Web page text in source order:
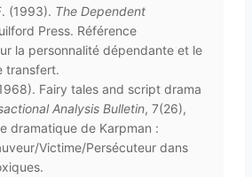
(1993). The Dependent
Press. Référence
la personnalité dépendante et le
transfert.
Fairy tales and script drama
Analysis Bulletin, 7(26),
dramatique de Karpman :
Victime/Persécuteur dans